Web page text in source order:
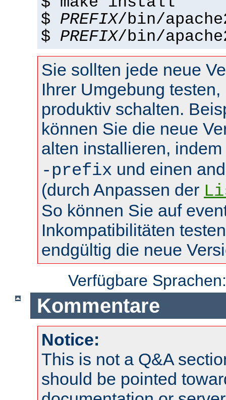
$ PREFIX/bin/
$ PREFIX/bin/
Sie sollten jede neue
Ihrer Umgebung
produktiv schalten.
können Sie die neue
alten installieren,
-prefix und einen
(durch Anpassen der
So können Sie auf
Inkompatibilitäten
endgültig die neue
Verfügbare
Kommentare
Notice:
This is not a Q&A
should be pointed